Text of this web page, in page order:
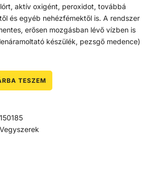
aktív oxigént, peroxidot, továbbá
és egyéb nehézfémektől is. A rendszer
erősen mozgásban lévő vízben is
készülék, pezsgő medence)
TESZEM
150185
Vegyszerek